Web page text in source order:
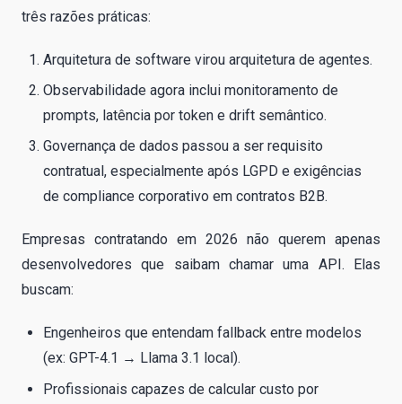
três razões práticas:
Arquitetura de software virou arquitetura de agentes.
Observabilidade agora inclui monitoramento de
prompts, latência por token e drift semântico.
Governança de dados passou a ser requisito
contratual, especialmente após LGPD e exigências
de compliance corporativo em contratos B2B.
Empresas contratando em 2026 não querem apenas
desenvolvedores que saibam chamar uma API. Elas
buscam:
Engenheiros que entendam fallback entre modelos
(ex: GPT-4.1 → Llama 3.1 local).
Profissionais capazes de calcular custo por